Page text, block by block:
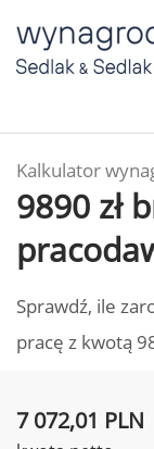
Kalkulator
9890 zł
Sprawdź, ile
pracę z kwotą
7 072,01 PLN